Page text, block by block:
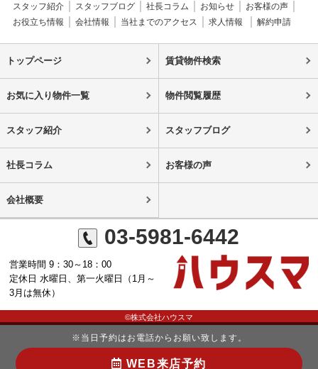
スタッフ紹介 スタッフブログ 社長コラム お知らせ
お客様の声
お役立ち情報
会社情報 当社までのアクセス 求人情報 解約申請
トップページ 賃貸物件検索
お気に入り物件一覧 物件閲覧履歴
スタッフ紹介 スタッフブログ
社長コラム お客様の声
会社概要
03-5981-6442
営業時間 9：30～18：00
定休日 水曜日、第一火曜日（1月～
3月は無休）
©株式会社ハウスマ
※当日予約はお電話からお願い致します。
WEB来店予約